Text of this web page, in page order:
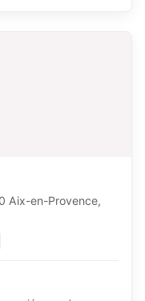
Aix-en-Provence,